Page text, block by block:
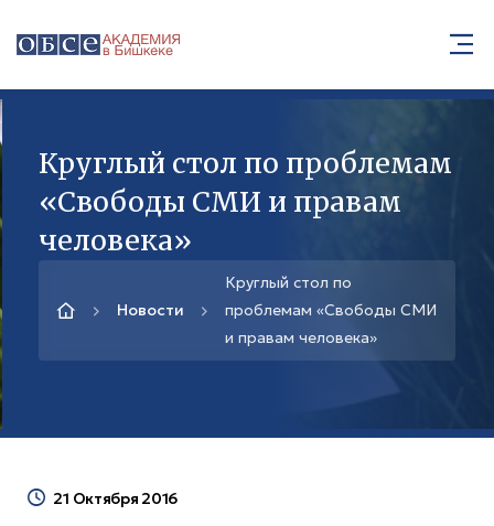
Круглый стол по проблемам
«Свободы СМИ и правам
человека»
Новости
Круглый стол по
проблемам «Свободы СМИ
и правам человека»
21 Октября 2016